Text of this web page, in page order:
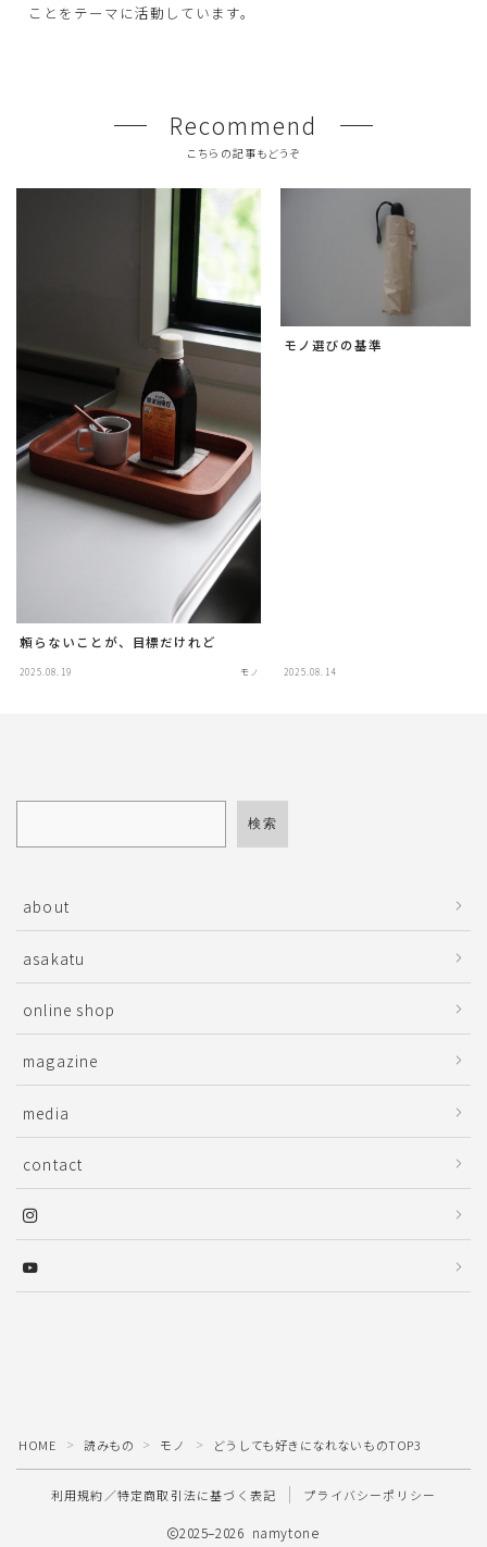
ことをテーマに活動しています。
Recommend
こちらの記事もどうぞ
頼らないことが、目標だけれど
2025.08.19 モノ
モノ選びの基準
2025.08.14
検索
about
asakatu
online shop
magazine
media
contact
HOME ＞ 読みもの ＞ モノ ＞ どうしても好きになれないものTOP3
利用規約／特定商取引法に基づく表記 プライバシーポリシー
2025–2026 namytone